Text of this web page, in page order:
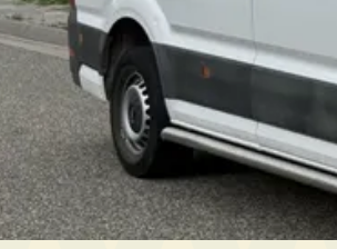
4,7( 98)
aanbieding →